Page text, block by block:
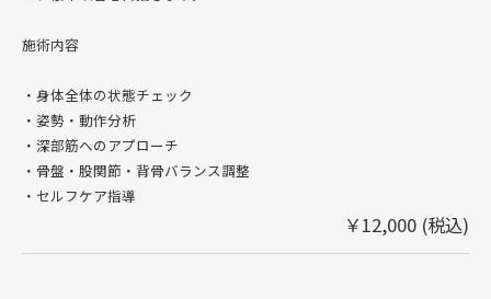
施術内容
・身体全体の状態チェック
・姿勢・動作分析
・深部筋へのアプローチ
・骨盤・股関節・背骨バランス調整
・セルフケア指導
￥12,000 (税込)